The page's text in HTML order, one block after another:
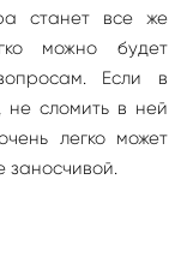
станет все же
можно будет
Если в
не сломить в ней
легко может